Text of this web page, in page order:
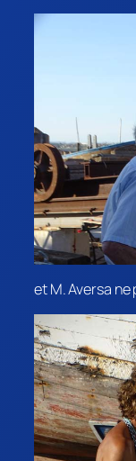
et M. Aversa